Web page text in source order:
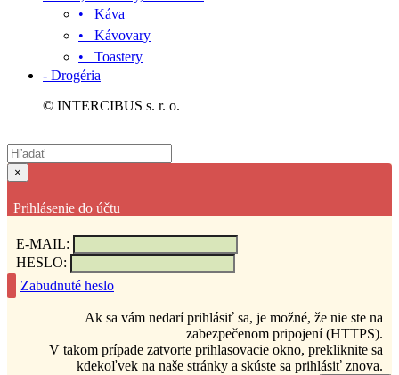
• Káva
• Kávovary
• Toastery
- Drogéria
© INTERCIBUS s. r. o.
×
Prihlásenie do účtu
E-MAIL:
HESLO:
Zabudnuté heslo
Ak sa vám nedarí prihlásiť sa, je možné, že nie ste na
zabezpečenom pripojení (HTTPS).
V takom prípade zatvorte prihlasovacie okno, prekliknite sa
kdekoľvek na naše stránky a skúste sa prihlásiť znova.